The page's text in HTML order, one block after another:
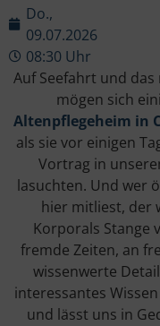
Do.,
09.07.2026
08:30 Uhr
Auf Seefahrt und
mögen sich
Altenpflegeheim in
als sie vor einigen
Vortrag in
lasuchten. Und wer
hier mitliest, der
Korporals Stange
fremde Zeiten, an
wissenwerte
interessantes
und lässt uns in